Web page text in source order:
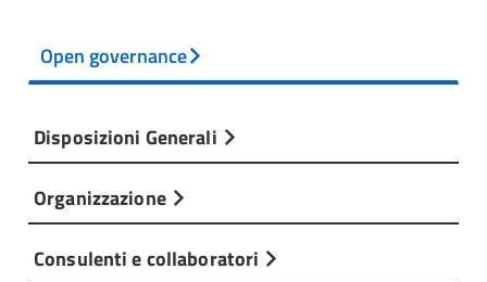
Open governance
Disposizioni Generali
Organizzazione
Consulenti e collaboratori